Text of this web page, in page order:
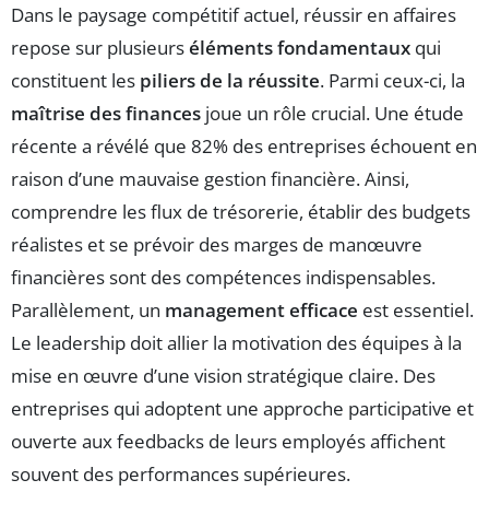
Dans le paysage compétitif actuel, réussir en affaires
repose sur plusieurséléments fondamentaux qui
constituent les piliers de la réussite. Parmi ceux-ci, la
maîtrise des finances joue un rôle crucial. Une étude
récente a révélé que 82% des entreprises échouent en
raison d’une mauvaise gestion financière. Ainsi,
comprendre les flux de trésorerie, établir des budgets
réalistes et se prévoir des marges de manœuvre
financières sont des compétences indispensables.
Parallèlement, un management efficace est essentiel.
Le leadership doit allier la motivation des équipes à la
mise en œuvre d’une vision stratégique claire. Des
entreprises qui adoptent une approche participative et
ouverte aux feedbacks de leurs employés affichent
souvent des performances supérieures.